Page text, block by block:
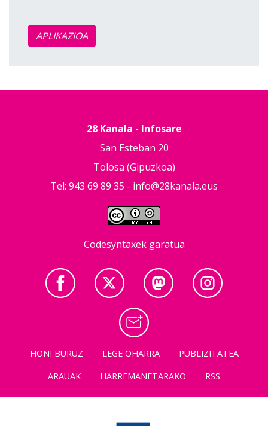
APLIKAZIOA
28 Kanala - Infosare
San Esteban 20
Tolosa (Gipuzkoa)
Tel: 943 69 89 35 - info@28kanala.eus
Codesyntaxek garatua
HONI BURUZ LEGE OHARRA
PUBLIZITATEA
ARAUAK
HARREMANETARAKO RSS